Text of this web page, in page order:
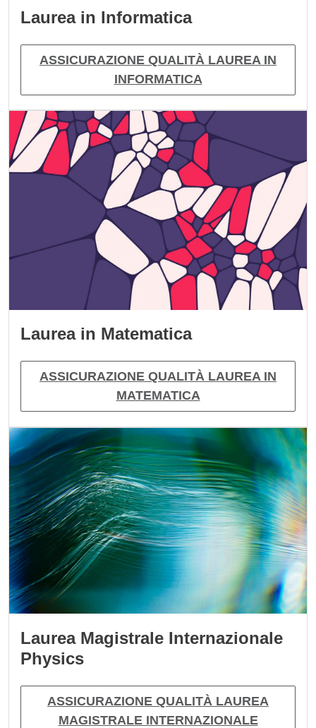
Laurea in Informatica
ASSICURAZIONE QUALITÀ LAUREA IN
INFORMATICA
Immagine
Laurea in Matematica
ASSICURAZIONE QUALITÀ LAUREA IN
MATEMATICA
Immagine
Laurea Magistrale Internazionale
Physics
ASSICURAZIONE QUALITÀ LAUREA
MAGISTRALE INTERNAZIONALE